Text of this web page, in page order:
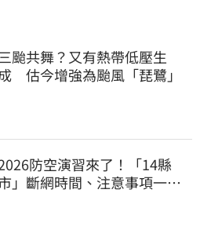
颱共舞？又有熱帶低壓生
估今增強為颱風「琵鷺」
防空演習來了！「14縣
」斷網時間、注意事項一次